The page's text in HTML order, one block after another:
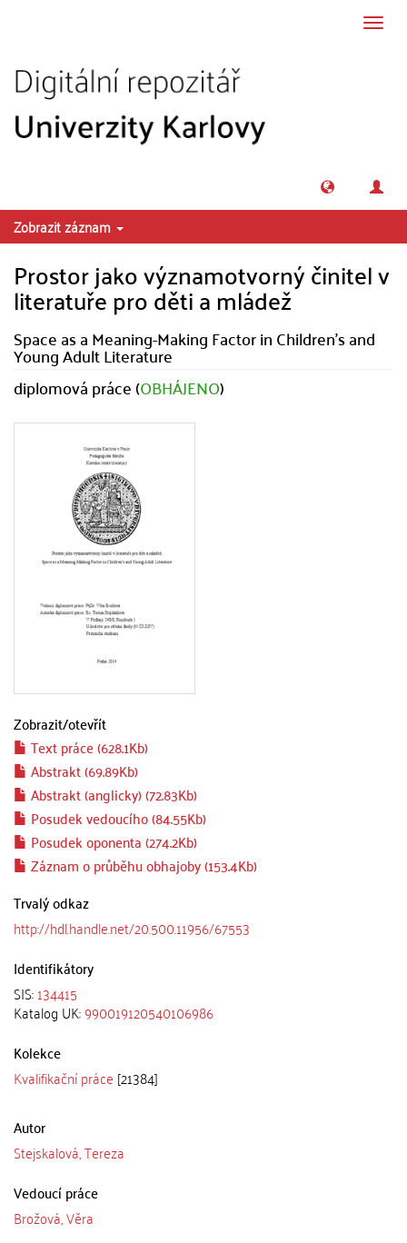
Zobrazit záznam
Prostor jako významotvorný činitel v
literatuře pro děti a mládež
Space as a Meaning-Making Factor in Children's and
Young Adult Literature
diplomová práce (OBHÁJENO)
Zobrazit/otevřít
Text práce (628.1Kb)
Abstrakt (69.89Kb)
Abstrakt (anglicky) (72.83Kb)
Posudek vedoucího (84.55Kb)
Posudek oponenta (274.2Kb)
Záznam o průběhu obhajoby (153.4Kb)
Trvalý odkaz
http://hdl.handle.net/20.500.11956/67553
Identifikátory
SIS:134415
Katalog UK:990019120540106986
Kolekce
Kvalifikační práce [21384]
Autor
Stejskalová, Tereza
Vedoucí práce
Brožová, Věra